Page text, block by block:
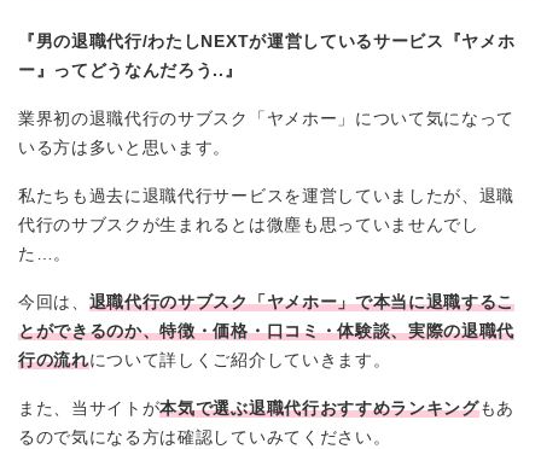
『男の退職代行/わたしNEXTが運営しているサービス『ヤメホ
ー』ってどうなんだろう..』
業界初の退職代行のサブスク「ヤメホー」について気になって
いる方は多いと思います。
私たちも過去に退職代行サービスを運営していましたが、退職
代行のサブスクが生まれるとは微塵も思っていませんでし
た…。
今回は、 退職代行のサブスク「ヤメホー」で本当に退職するこ
とができるのか、特徴・価格・口コミ・体験談、実際の退職代
行の流れについて詳しくご紹介していきます。
また、当サイトが本気で選ぶ退職代行おすすめランキングもあ
るので気になる方は確認していみてください。